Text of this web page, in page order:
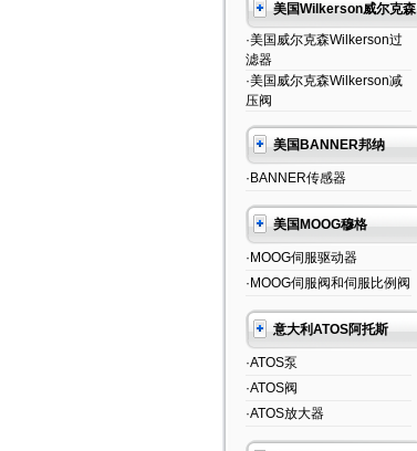
美国Wilkerson威尔克森
·美国威尔克森Wilkerson过
滤器
·美国威尔克森Wilkerson减
压阀
美国BANNER邦纳
·BANNER传感器
美国MOOG穆格
·MOOG伺服驱动器
·MOOG伺服阀和伺服比例阀
意大利ATOS阿托斯
·ATOS泵
·ATOS阀
·ATOS放大器